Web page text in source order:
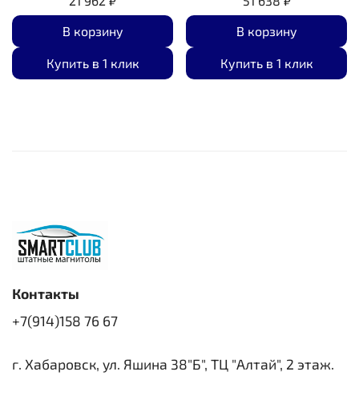
В корзину
Купить в 1 клик
В корзину
Купить в 1 клик
Контакты
+7(914)158 76 67
г. Хабаровск, ул. Яшина 38"Б", ТЦ "Алтай", 2 этаж.